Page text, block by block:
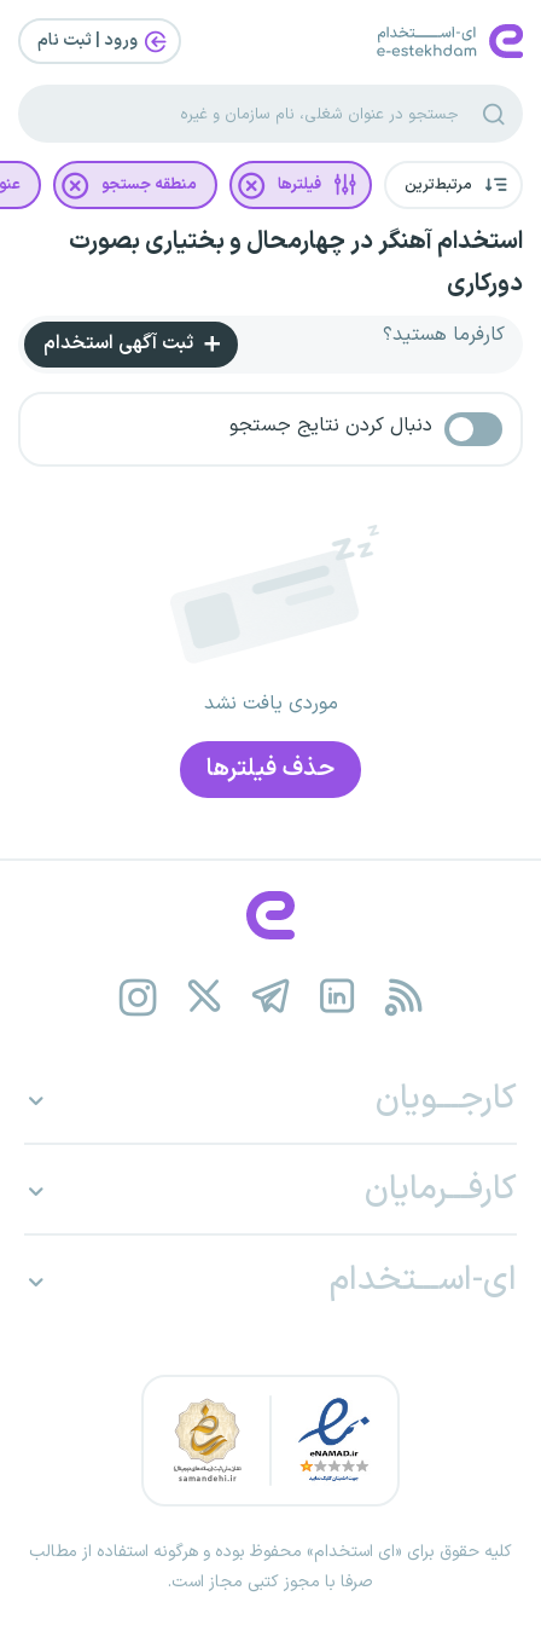
ورود | ثبت‌ نام
مرتبط‌ترین فیلترها منطقه جستجو
استخدام آهنگر در چهارمحال و بختیاری بصورت
دورکاری
کارفرما هستید؟ ثبت آگهی استخدام
دنبال کردن نتایج جستجو
موردی یافت نشد
حذف فیلتر‌ها
کارجـــویان
کارفـــرمایان
ای-اســـتخدام
کلیه حقوق برای «ای استخدام» محفوظ بوده و هرگونه استفاده از مطالب
صرفا با مجوز کتبی مجاز است.